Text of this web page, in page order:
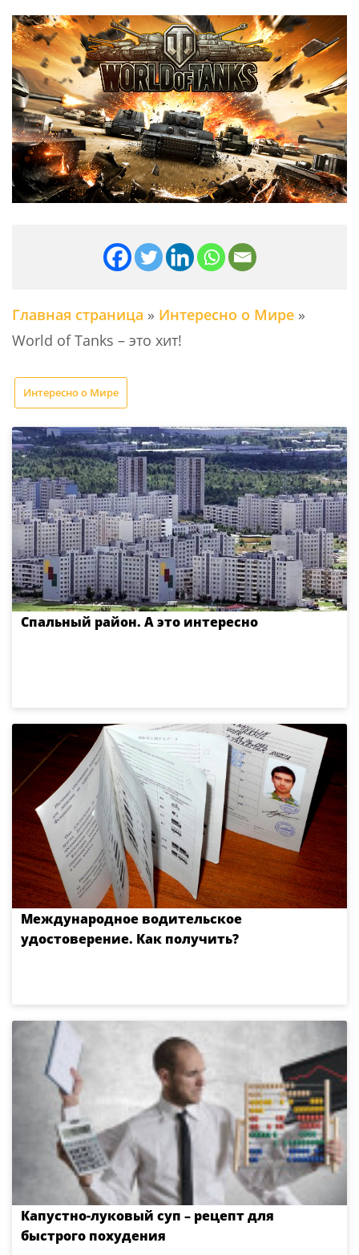
Главная страница » Интересно о Мире »
World of Tanks – это хит!
Интересно о Мире
Спальный район. А это интересно
Международное водительское
удостоверение. Как получить?
Капустно-луковый суп – рецепт для
быстрого похудения